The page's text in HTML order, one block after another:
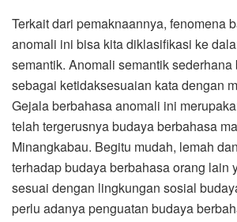
Terkait dari pemaknaannya, fenomena
anomali ini bisa kita diklasifikasi ke
semantik. Anomali semantik
sebagai ketidaksesuaian kata dengan
Gejala berbahasa anomali ini
telah tergerusnya budaya berbahasa
Minangkabau. Begitu mudah, lemah
terhadap budaya berbahasa orang lain
sesuai dengan lingkungan sosial
perlu adanya penguatan budaya